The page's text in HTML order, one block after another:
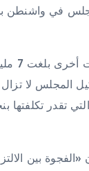
في واشنطن
ترمب أعلن أن بلاده
المجلس لا
بين